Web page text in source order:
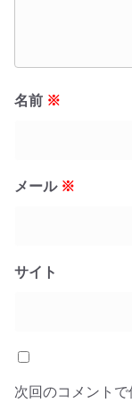
名前 ※
メール ※
サイト
次回のコメントで